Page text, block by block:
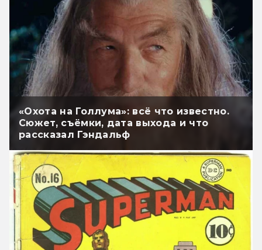
«Охота на Голлума»: всё что известно.
Сюжет, съёмки, дата выхода и что
рассказал Гэндальф